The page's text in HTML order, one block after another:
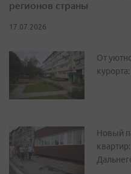
регионов страны
17.07.2026
От
Новый